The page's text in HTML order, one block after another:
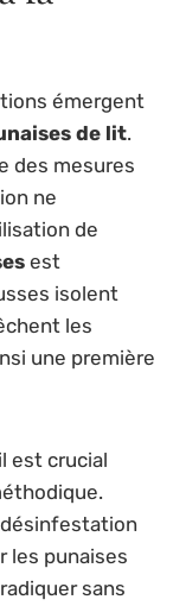
émergent
de lit.
des mesures
ne
de
est
isolent
les
une première
est crucial
désinfestation
les punaises
sans